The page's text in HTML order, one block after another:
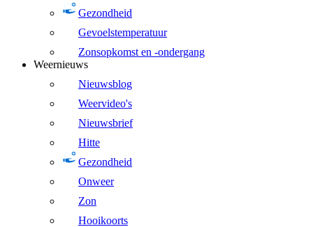
Gezondheid
Gevoelstemperatuur
Zonsopkomst en -ondergang
Weernieuws
Nieuwsblog
Weervideo's
Nieuwsbrief
Hitte
Gezondheid
Onweer
Zon
Hooikoorts